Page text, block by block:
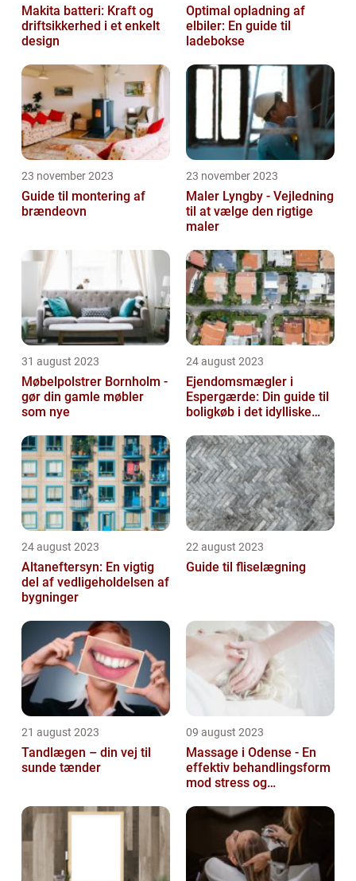
Makita batteri: Kraft og
driftsikkerhed i et enkelt
design
Optimal opladning af
elbiler: En guide til
ladebokse
23 november 2023
Guide til montering af
brændeovn
23 november 2023
Maler Lyngby - Vejledning
til at vælge den rigtige
maler
31 august 2023
Møbelpolstrer Bornholm -
gør din gamle møbler
som nye
24 august 2023
Ejendomsmægler i
Espergærde: Din guide til
boligkøb i det idylliske
24 august 2023
Altaneftersyn: En vigtig
del af vedligeholdelsen af
bygninger
22 august 2023
Guide til fliselægning
21 august 2023
Tandlægen – din vej til
sunde tænder
09 august 2023
Massage i Odense - En
effektiv behandlingsform
mod stress og